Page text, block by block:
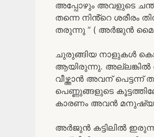
അപ്പോഴും അവളുടെ
തന്നെ നിൻ്റെ ശരീരം
തരുന്നു ” ( അർജുൻ
ചുരുങ്ങിയ നാളുകൾ
ആയിരുന്നു. അല്ലങ്കിൽ
വീഴ്ത്താൻ അവന്
പെണ്ണുങ്ങളുടെ
കാരണം അവൻ
അർജുൻ കട്ടിലിൽ